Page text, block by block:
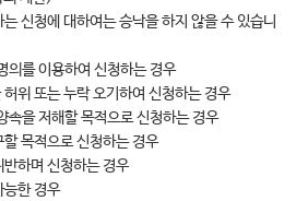
신청에 대하여는 승낙을 하지 않을 수 있습니
의를 이용하여 신청하는 경우
위 또는 누락 오기하여 신청하는 경우
속을 저해할 목적으로 신청하는 경우
목적으로 신청하는 경우
하며 신청하는 경우
능한 경우